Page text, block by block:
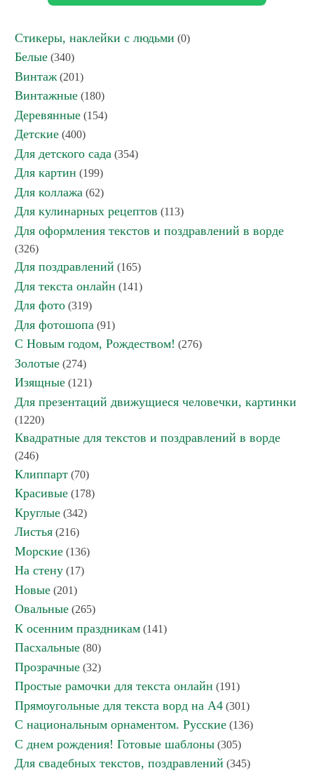
Стикеры, наклейки с людьми (0)
Белые (340)
Винтаж (201)
Винтажные (180)
Деревянные (154)
Детские (400)
Для детского сада (354)
Для картин (199)
Для коллажа (62)
Для кулинарных рецептов (113)
Для оформления текстов и поздравлений в ворде
(326)
Для поздравлений (165)
Для текста онлайн (141)
Для фото (319)
Для фотошопа (91)
С Новым годом, Рождеством! (276)
Золотые (274)
Изящные (121)
Для презентаций движущиеся человечки, картинки
(1220)
Квадратные для текстов и поздравлений в ворде
(246)
Клиппарт (70)
Красивые (178)
Круглые (342)
Листья (216)
Морские (136)
На стену (17)
Новые (201)
Овальные (265)
К осенним праздникам (141)
Пасхальные (80)
Прозрачные (32)
Простые рамочки для текста онлайн (191)
Прямоугольные для текста ворд на А4 (301)
С национальным орнаментом. Русские (136)
С днем рождения! Готовые шаблоны (305)
Для свадебных текстов, поздравлений (345)